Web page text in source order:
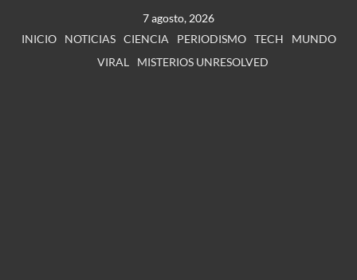
7 agosto, 2026
INICIO
NOTICIAS CIENCIA PERIODISMO TECH
MUNDO
VIRAL
MISTERIOS UNRESOLVED